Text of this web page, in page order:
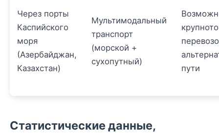
Через порты
Каспийского
моря
(Азербайджан,
Казахстан)
Мультимодальный
транспорт
(морской +
сухопутный)
пути
Статистические данные,